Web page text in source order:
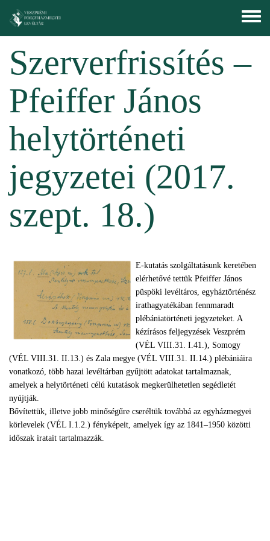
Toggle
menu
Szerverfrissítés –
Pfeiffer János
helytörténeti
jegyzetei (2017.
szept. 18.)
E-kutatás szolgáltatásunk keretében
elérhetővé tettük Pfeiffer János
püspöki levéltáros, egyháztörténész
irathagyatékában fennmaradt
plébániatörténeti jegyzeteket. A
kézírásos feljegyzések Veszprém
(VÉL VIII.31. I.41.), Somogy
(VÉL VIII.31. II.13.) és Zala megye (VÉL VIII.31. II.14.) plébániáira
vonatkozó, több hazai levéltárban gyűjtött adatokat tartalmaznak,
amelyek a helytörténeti célú kutatások megkerülhetetlen segédletét
nyújtják.
Bővítettük, illetve jobb minőségűre cseréltük továbbá az egyházmegyei
körlevelek (VÉL I.1.2.) fényképeit, amelyek így az 1841–1950 közötti
időszak iratait tartalmazzák.